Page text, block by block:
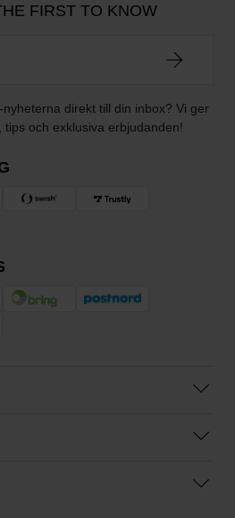
FIRST TO KNOW
direkt till din inbox? Vi ger
och exklusiva erbjudanden!